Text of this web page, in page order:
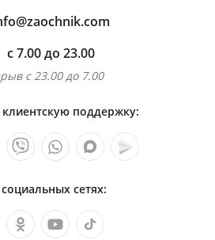
с 7.00 до 23.00
с 23.00 до 7.00
клиентскую поддержку:
сетях: